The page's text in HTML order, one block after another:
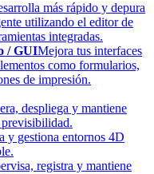
más rápido y depura
utilizando el editor de
integradas.
/ GUIMejora tus interfaces
como formularios,
de impresión.
despliega y mantiene
y gestiona entornos 4D
registra y mantiene